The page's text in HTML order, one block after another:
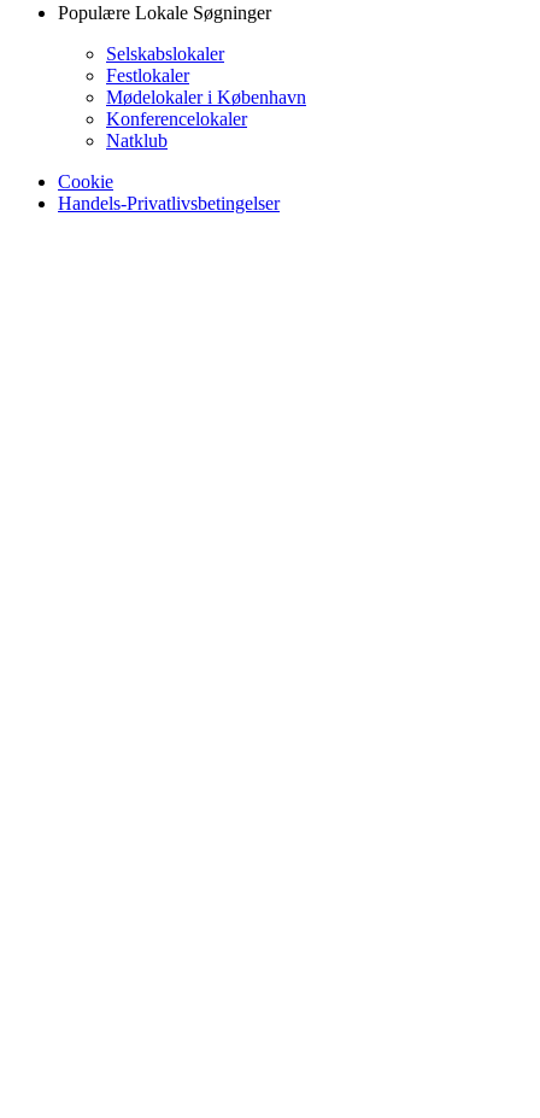
Populære Lokale Søgninger
Selskabslokaler
Festlokaler
Mødelokaler i København
Konferencelokaler
Natklub
Cookie
Handels-Privatlivsbetingelser